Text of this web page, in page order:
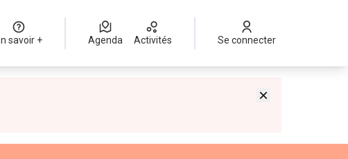
En savoir + Agenda Activités Se connecter